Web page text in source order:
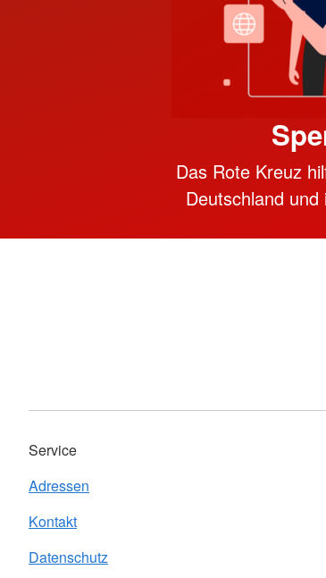
Das Rote Kreuz
Deutschland
Service
Adressen
Kontakt
Datenschutz